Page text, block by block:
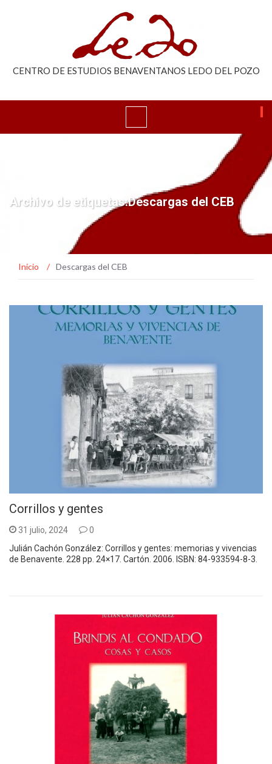
CENTRO DE ESTUDIOS BENAVENTANOS LEDO DEL POZO
Archivo de etiquetas:Descargas del CEB
Inicio / Descargas del CEB
Corrillos y gentes
31 julio, 2024
0
Julián Cachón González: Corrillos y gentes: memorias y vivencias
de Benavente. 228 pp. 24×17. Cartón. 2006. ISBN: 84-933594-8-3.